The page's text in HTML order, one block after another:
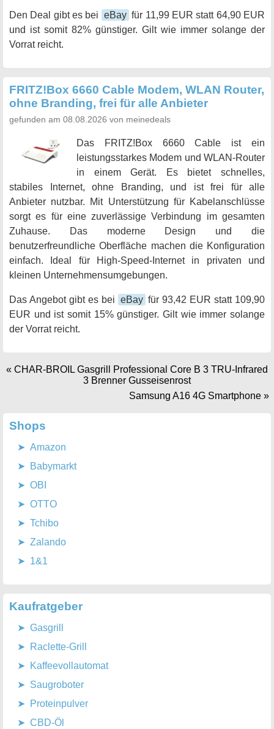
Den Deal gibt es bei eBay für 11,99 EUR statt 64,90 EUR
und ist somit 82% günstiger. Gilt wie immer solange der
Vorrat reicht.
FRITZ!Box 6660 Cable Modem, WLAN Router,
ohne Branding, frei für alle Anbieter
gefunden am 08.08.2026 von meinedeals
Das FRITZ!Box 6660 Cable ist ein
leistungsstarkes Modem und WLAN-Router
in einem Gerät. Es bietet schnelles,
stabiles Internet, ohne Branding, und ist frei für alle
Anbieter nutzbar. Mit Unterstützung für Kabelanschlüsse
sorgt es für eine zuverlässige Verbindung im gesamten
Zuhause. Das moderne Design und die
benutzerfreundliche Oberfläche machen die Konfiguration
einfach. Ideal für High-Speed-Internet in privaten und
kleinen Unternehmensumgebungen.
Das Angebot gibt es bei eBay für 93,42 EUR statt 109,90
EUR und ist somit 15% günstiger. Gilt wie immer solange
der Vorrat reicht.
« CHAR-BROIL Gasgrill Professional Core B 3 TRU-Infrared
3 Brenner Gusseisenrost
Samsung A16 4G Smartphone »
Shops
Amazon
Babymarkt
OBI
OTTO
Tchibo
Zalando
1&1
Kaufratgeber
Gasgrill
Raclette-Grill
Kaffeevollautomat
Saugroboter
Proteinpulver
CBD-Öl